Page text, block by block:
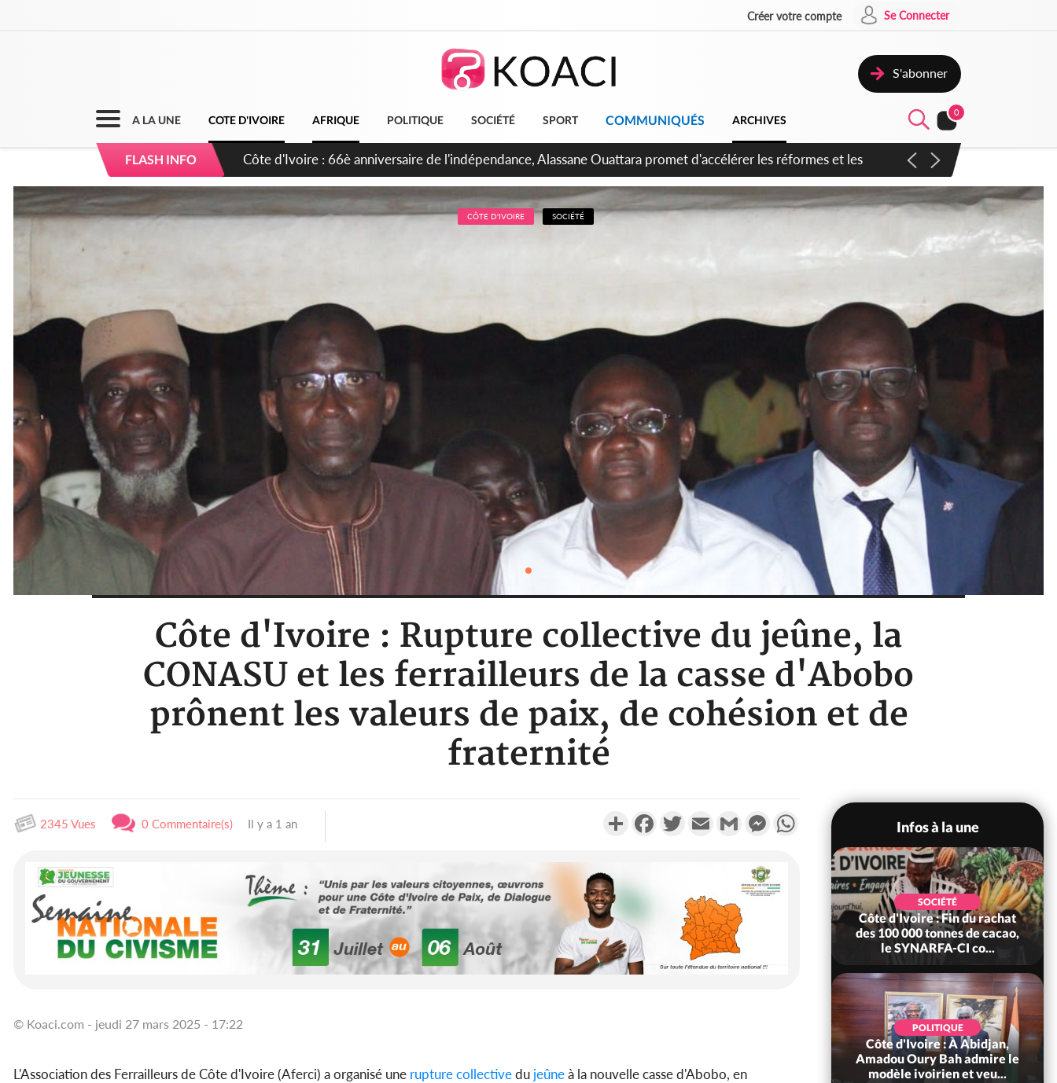
Créer votre compte Se Connecter
S'abonner
A LA UNE COTE D'IVOIRE AFRIQUE POLITIQUE SOCIÉTÉ SPORT COMMUNIQUÉS ARCHIVES
0
FLASH INFO
Côte d'Ivoire : À Abidjan, Amadou Oury Bah admire le modèle ivoirien et veut s'en inspirer pour accélérer le
développement de la Guinée
CÔTE D'IVOIRE SOCIÉTÉ
Côte d'Ivoire : Rupture collective du jeûne, la
CONASU et les ferrailleurs de la casse d'Abobo
prônent les valeurs de paix, de cohésion et de
fraternité
2345 Vues 0 Commentaire(s) Il y a 1 an PartagerFacebookTwitterEmail Gmail MessengerWhatsApp
© Koaci.com - jeudi 27 mars 2025 - 17:22
L'Association des Ferrailleurs de Côte d'Ivoire (Aferci) a organisé une rupturecollectivedu jeûneà la nouvelle casse d'Abobo, en
Infos à la une
POLITIQUE
Côte d'Ivoire : Fête nationale,
Alassane Ouattara accorde
la grâce à 4 661...
Ouattara prome...
SOCIÉTÉ
Côte d'Ivoire : Fin du rachat
des 100 000 tonnes de cacao,
le SYNARFA-CI co...
POLITIQUE
Côte d'Ivoire : À Abidjan,
Amadou Oury Bah admire le
modèle ivoirien et veu...